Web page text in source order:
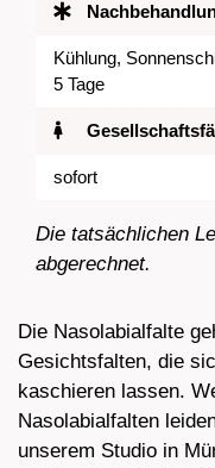
Kühlung,
5 Tage
sofort
Die tatsächlichen
abgerechnet.
Die Nasolabialfalte
Gesichtsfalten, die
kaschieren lassen.
Nasolabialfalten
unserem Studio in